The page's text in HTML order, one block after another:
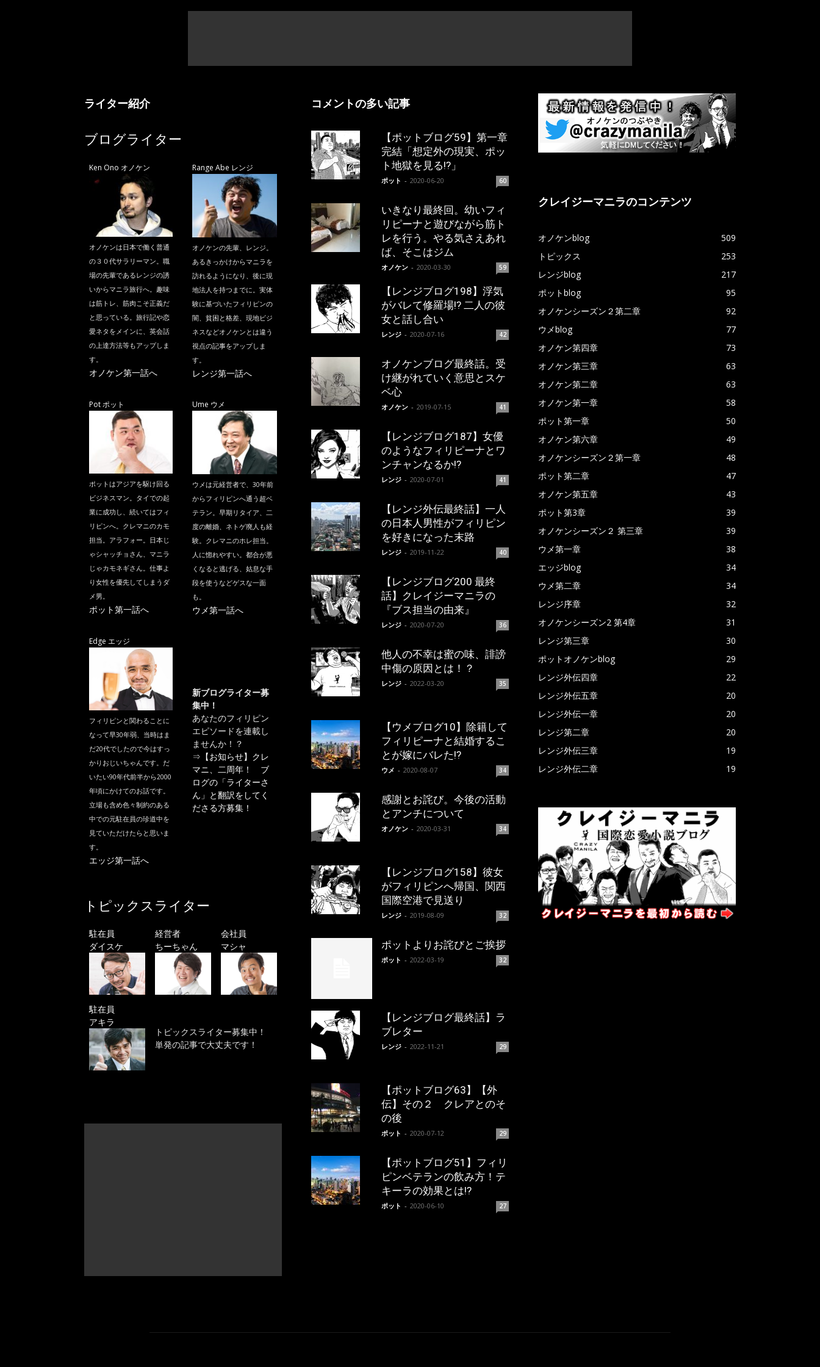
ライター紹介
ブログライター
Ken Ono オノケン
オノケンは日本で働く普通
の３０代サラリーマン。職
場の先輩であるレンジの誘
いからマニラ旅行へ。趣味
は筋トレ、筋肉こそ正義だ
と思っている。旅行記や恋
愛ネタをメインに、英会話
の上達方法等もアップしま
す。
オノケン第一話へ
Range Abe レンジ
オノケンの先輩、レンジ。
あるきっかけからマニラを
訪れるようになり、後に現
地法人を持つまでに。実体
験に基づいたフィリピンの
闇、貧困と格差、現地ビジ
ネスなどオノケンとは違う
視点の記事をアップしま
す。
レンジ第一話へ
Pot ポット
ポットはアジアを駆け回る
ビジネスマン。タイでの起
業に成功し、続いてはフィ
リピンへ。クレマニのカモ
担当。アラフォー。日本じ
ゃシャッチョさん、マニラ
じゃカモネギさん。仕事よ
り女性を優先してしまうダ
メ男。
ポット第一話へ
Ume ウメ
ウメは元経営者で、30年前
からフィリピンへ通う超ベ
テラン。早期リタイア、二
度の離婚、ネトゲ廃人も経
験。クレマニのホレ担当。
人に惚れやすい。都合が悪
くなると逃げる、姑息な手
段を使うなどゲスな一面
も。
ウメ第一話へ
Edge エッジ
フィリピンと関わることに
なって早30年弱、当時はま
だ20代でしたので今はすっ
かりおじいちゃんです。だ
いたい90年代前半から2000
年頃にかけてのお話です。
立場も含め色々制約のある
中での元駐在員の珍道中を
見ていただけたらと思いま
す。
エッジ第一話へ
新ブログライター募
集中！
あなたのフィリピン
エピソードを連載し
ませんか！？
⇒ 【お知らせ】クレ
マニ、二周年！ ブ
ログの「ライターさ
ん」と翻訳をしてく
ださる方募集！
トピックスライター
駐在員
ダイスケ
経営者
ちーちゃん
会社員
マシャ
駐在員
アキラ
トピックスライター募集中！
単発の記事で大丈夫です！
コメントの多い記事
【ポットブログ59】第一章
完結「想定外の現実、ポッ
ト地獄を見る!?」
ポット - 2020-06-20 60
いきなり最終回。幼いフィ
リピーナと遊びながら筋ト
レを行う。やる気さえあれ
ば、そこはジム
オノケン - 2020-03-30 59
【レンジブログ198】浮気
がバレて修羅場!? 二人の彼
女と話し合い
レンジ - 2020-07-16 42
オノケンブログ最終話。受
け継がれていく意思とスケ
ベ心
オノケン - 2019-07-15 41
【レンジブログ187】女優
のようなフィリピーナとワ
ンチャンなるか!?
レンジ - 2020-07-01 41
【レンジ外伝最終話】一人
の日本人男性がフィリピン
を好きになった末路
レンジ - 2019-11-22 40
【レンジブログ200 最終
話】クレイジーマニラの
『ブス担当の由来』
レンジ - 2020-07-20 36
他人の不幸は蜜の味、誹謗
中傷の原因とは！？
レンジ - 2022-03-20 35
【ウメブログ10】除籍して
フィリピーナと結婚するこ
とが嫁にバレた!?
ウメ - 2020-08-07 34
感謝とお詫び。今後の活動
とアンチについて
オノケン - 2020-03-31 34
【レンジブログ158】彼女
がフィリピンへ帰国、関西
国際空港で見送り
レンジ - 2019-08-09 32
ポットよりお詫びとご挨拶
ポット - 2022-03-19 32
【レンジブログ最終話】ラ
ブレター
レンジ - 2022-11-21 29
【ポットブログ63】【外
伝】その２ クレアとのそ
の後
ポット - 2020-07-12 29
【ポットブログ51】フィリ
ピンベテランの飲み方！テ
キーラの効果とは!?
ポット - 2020-06-10 27
クレイジーマニラのコンテンツ
オノケンblog
509
トピックス
253
レンジblog
217
ポットblog
95
オノケンシーズン２第二章
92
ウメblog
77
オノケン第四章
73
オノケン第三章
63
オノケン第二章
63
オノケン第一章
58
ポット第一章
50
オノケン第六章
49
オノケンシーズン２第一章
48
ポット第二章
47
オノケン第五章
43
ポット第3章
39
オノケンシーズン２ 第三章
39
ウメ第一章
38
エッジblog
34
ウメ第二章
34
レンジ序章
32
オノケンシーズン2 第4章
31
レンジ第三章
30
ポットオノケンblog
29
レンジ外伝四章
22
レンジ外伝五章
20
レンジ外伝一章
20
レンジ第二章
20
レンジ外伝三章
19
レンジ外伝二章
19